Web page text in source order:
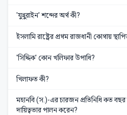
'যুন্নুরাইন' শব্দের অর্থ কী?
ইসলামি রাষ্ট্রের প্রথম রাজধানী কোথায়
'সিদ্দিক' কোন খলিফার উপাধি?
খিলাফত কী?
মহানবি (স.)-এর চারজন প্রতিনিধি কত
দায়িত্বভার পালন করেন?